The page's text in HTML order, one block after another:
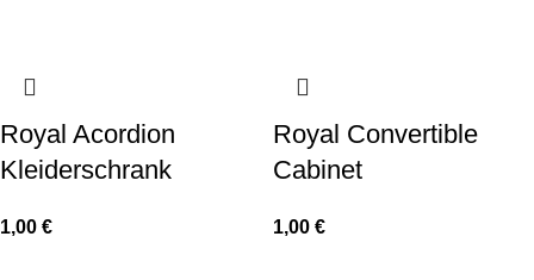
Royal Acordion
Kleiderschrank
1,00 €
Royal Convertible
Cabinet
1,00 €